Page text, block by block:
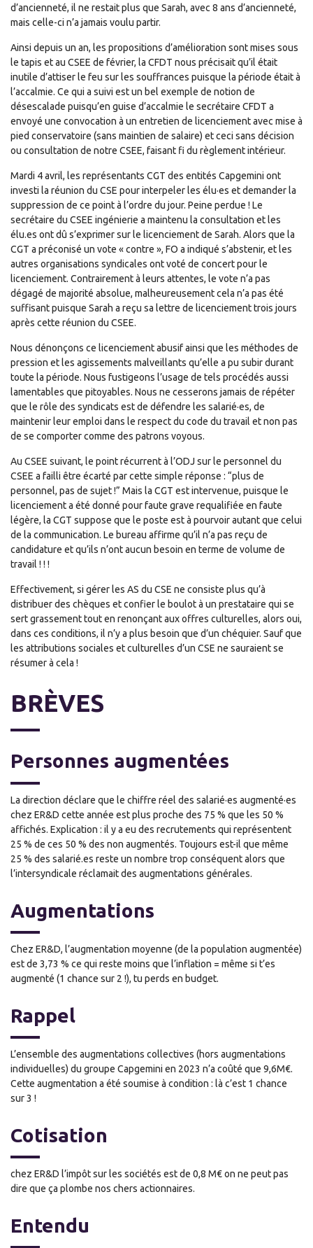
d’ancienneté, il ne restait plus que Sarah, avec 8 ans d’ancienneté,
mais celle-ci n’a jamais voulu partir.
Ainsi depuis un an, les propositions d’amélioration sont mises sous
le tapis et au CSEE de février, la CFDT nous précisait qu’il était
inutile d’attiser le feu sur les souffrances puisque la période était à
l’accalmie. Ce qui a suivi est un bel exemple de notion de
désescalade puisqu’en guise d’accalmie le secrétaire CFDT a
envoyé une convocation à un entretien de licenciement avec mise à
pied conservatoire (sans maintien de salaire) et ceci sans décision
ou consultation de notre CSEE, faisant fi du règlement intérieur.
Mardi 4 avril, les représentants CGT des entités Capgemini ont
investi la réunion du CSE pour interpeler les élu·es et demander la
suppression de ce point à l’ordre du jour. Peine perdue ! Le
secrétaire du CSEE ingénierie a maintenu la consultation et les
élu.es ont dû s’exprimer sur le licenciement de Sarah. Alors que la
CGT a préconisé un vote « contre », FO a indiqué s’abstenir, et les
autres organisations syndicales ont voté de concert pour le
licenciement. Contrairement à leurs attentes, le vote n’a pas
dégagé de majorité absolue, malheureusement cela n’a pas été
suffisant puisque Sarah a reçu sa lettre de licenciement trois jours
après cette réunion du CSEE.
Nous dénonçons ce licenciement abusif ainsi que les méthodes de
pression et les agissements malveillants qu’elle a pu subir durant
toute la période. Nous fustigeons l’usage de tels procédés aussi
lamentables que pitoyables. Nous ne cesserons jamais de répéter
que le rôle des syndicats est de défendre les salarié·es, de
maintenir leur emploi dans le respect du code du travail et non pas
de se comporter comme des patrons voyous.
Au CSEE suivant, le point récurrent à l’ODJ sur le personnel du
CSEE a failli être écarté par cette simple réponse : “plus de
personnel, pas de sujet !” Mais la CGT est intervenue, puisque le
licenciement a été donné pour faute grave requalifiée en faute
légère, la CGT suppose que le poste est à pourvoir autant que celui
de la communication. Le bureau affirme qu’il n’a pas reçu de
candidature et qu’ils n’ont aucun besoin en terme de volume de
travail ! ! !
Effectivement, si gérer les AS du CSE ne consiste plus qu’à
distribuer des chèques et confier le boulot à un prestataire qui se
sert grassement tout en renonçant aux offres culturelles, alors oui,
dans ces conditions, il n’y a plus besoin que d’un chéquier. Sauf que
les attributions sociales et culturelles d’un CSE ne sauraient se
résumer à cela !
BRÈVES
Personnes augmentées
La direction déclare que le chiffre réel des salarié·es augmenté·es
chez ER&D cette année est plus proche des 75 % que les 50 %
affichés. Explication : il y a eu des recrutements qui représentent
25 % de ces 50 % des non augmentés. Toujours est-il que même
25 % des salarié.es reste un nombre trop conséquent alors que
l’intersyndicale réclamait des augmentations générales.
Augmentations
Chez ER&D, l’augmentation moyenne (de la population augmentée)
est de 3,73 % ce qui reste moins que l’inflation = même si t’es
augmenté (1 chance sur 2 !), tu perds en budget.
Rappel
L’ensemble des augmentations collectives (hors augmentations
individuelles) du groupe Capgemini en 2023 n’a coûté que 9,6M€.
Cette augmentation a été soumise à condition : là c’est 1 chance
sur 3 !
Cotisation
chez ER&D l’impôt sur les sociétés est de 0,8 M€ on ne peut pas
dire que ça plombe nos chers actionnaires.
Entendu